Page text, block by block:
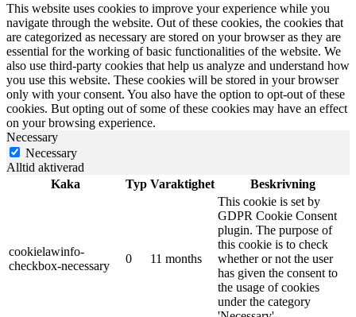
This website uses cookies to improve your experience while you
navigate through the website. Out of these cookies, the cookies that
are categorized as necessary are stored on your browser as they are
essential for the working of basic functionalities of the website. We
also use third-party cookies that help us analyze and understand how
you use this website. These cookies will be stored in your browser
only with your consent. You also have the option to opt-out of these
cookies. But opting out of some of these cookies may have an effect
on your browsing experience.
Necessary
Necessary
Alltid aktiverad
Kaka
Typ Varaktighet Beskrivning
cookielawinfo-
checkbox-necessary
0 11 months
This cookie is set by
GDPR Cookie Consent
plugin. The purpose of
this cookie is to check
whether or not the user
has given the consent to
the usage of cookies
under the category